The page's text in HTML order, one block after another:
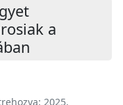
a
2025.